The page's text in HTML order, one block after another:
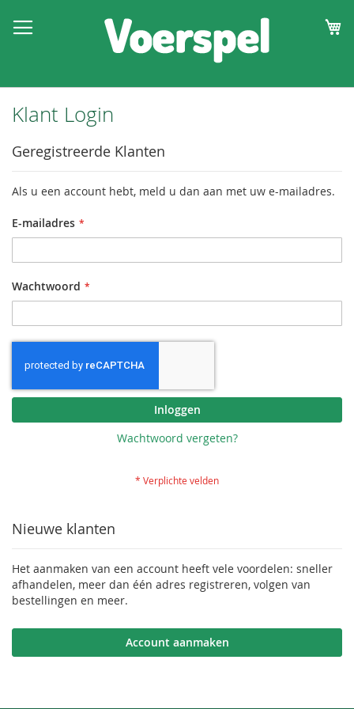
Klant Login
Geregistreerde Klanten
Als u een account hebt, meld u dan aan met uw e-mailadres.
E-mailadres
Wachtwoord
Inloggen
Wachtwoord vergeten?
Nieuwe klanten
Het aanmaken van een account heeft vele voordelen: sneller
afhandelen, meer dan één adres registreren, volgen van
bestellingen en meer.
Account aanmaken